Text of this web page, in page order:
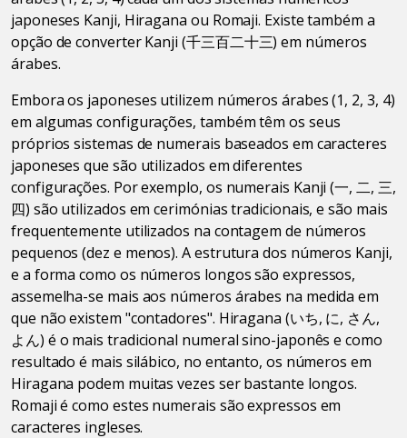
japoneses Kanji, Hiragana ou Romaji. Existe também a
opção de converter Kanji (千三百二十三) em números
árabes.
Embora os japoneses utilizem números árabes (1, 2, 3, 4)
em algumas configurações, também têm os seus
próprios sistemas de numerais baseados em caracteres
japoneses que são utilizados em diferentes
configurações. Por exemplo, os numerais Kanji (一, 二, 三,
四) são utilizados em cerimónias tradicionais, e são mais
frequentemente utilizados na contagem de números
pequenos (dez e menos). A estrutura dos números Kanji,
e a forma como os números longos são expressos,
assemelha-se mais aos números árabes na medida em
que não existem "contadores". Hiragana (いち, に, さん,
よん) é o mais tradicional numeral sino-japonês e como
resultado é mais silábico, no entanto, os números em
Hiragana podem muitas vezes ser bastante longos.
Romaji é como estes numerais são expressos em
caracteres ingleses.